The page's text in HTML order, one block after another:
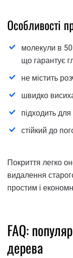
Особливості
молекули в
що гарантує
не містить
швидко
підходить для
стійкий до
Покриття легко
видалення
простим і
FAQ:
дерева